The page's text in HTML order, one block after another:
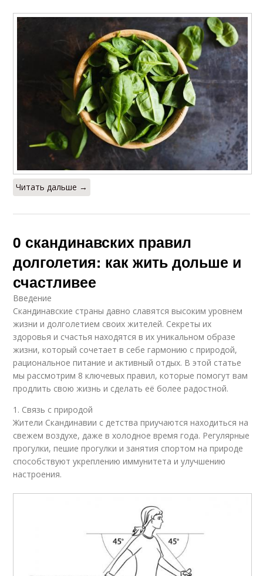
Читать дальше →
0 скандинавских правил
долголетия: как жить дольше и
счастливее
Введение
Скандинавские страны давно славятся высоким уровнем
жизни и долголетием своих жителей. Секреты их
здоровья и счастья находятся в их уникальном образе
жизни, который сочетает в себе гармонию с природой,
рациональное питание и активный отдых. В этой статье
мы рассмотрим 8 ключевых правил, которые помогут вам
продлить свою жизнь и сделать её более радостной.
1. Связь с природой
Жители Скандинавии с детства приучаются находиться на
свежем воздухе, даже в холодное время года. Регулярные
прогулки, пешие прогулки и занятия спортом на природе
способствуют укреплению иммунитета и улучшению
настроения.